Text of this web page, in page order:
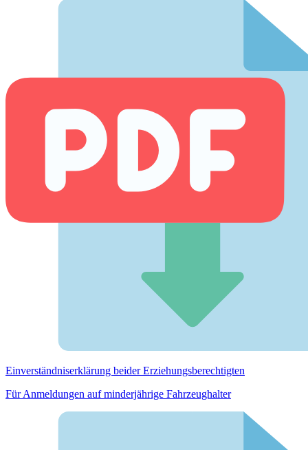
Einverständnis­erklärung beider Erziehungs­berechtigten
Für Anmeldungen auf minderjährige Fahrzeughalter